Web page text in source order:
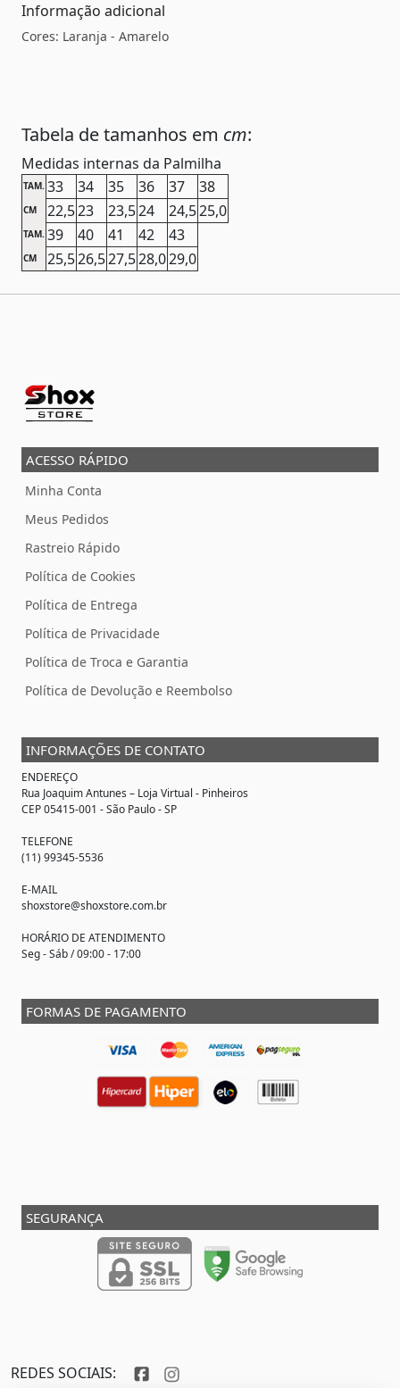
Informação adicional
Cores: Laranja - Amarelo
Tabela de tamanhos em cm:
Medidas internas da Palmilha
TAM. 33 34 35 36 37 38
CM 22,523 23,524 24,525,0
TAM. 39 40 41 42 43
CM 25,526,527,528,029,0
ACESSO RÁPIDO
Minha Conta
Meus Pedidos
Rastreio Rápido
Política de Cookies
Política de Entrega
Política de Privacidade
Política de Troca e Garantia
Política de Devolução e Reembolso
INFORMAÇÕES DE CONTATO
ENDEREÇO
Rua Joaquim Antunes – Loja Virtual - Pinheiros
CEP 05415-001 - São Paulo - SP
TELEFONE
(11) 99345-5536
E-MAIL
shoxstore@shoxstore.com.br
HORÁRIO DE ATENDIMENTO
Seg - Sáb / 09:00 - 17:00
FORMAS DE PAGAMENTO
SEGURANÇA
REDES SOCIAIS: